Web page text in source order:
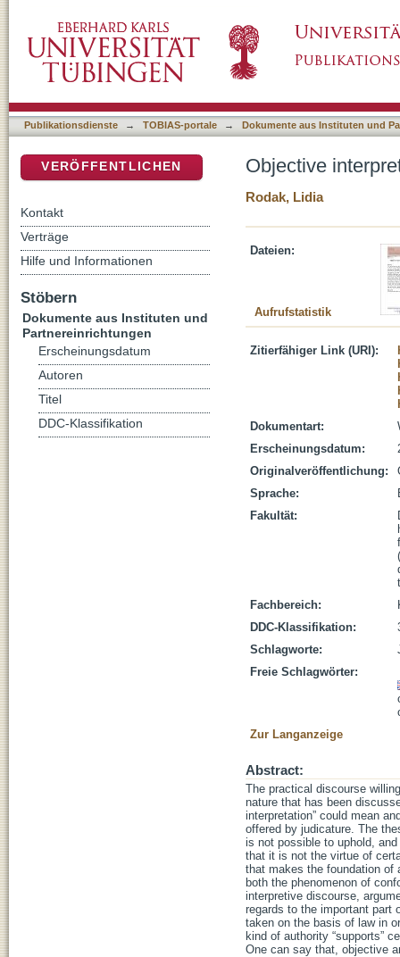
Publikationsdienste → TOBIAS-portale → Dokumente aus Instituten und
Objective
Rodak, Lidia
Dateien:
Aufrufstatistik
Zitierfähiger Link (URI):
Dokumentart:
Erscheinungsdatum:
Originalveröffentlichung:
Sprache:
Fakultät:
Fachbereich:
DDC-Klassifikation:
Schlagworte:
Freie Schlagwörter:
Zur Langanzeige
Abstract:
The practical discourse
nature that has been
interpretation” could mean
offered by judicature. The
is not possible to uphold,
that it is not the virtue of
that makes the foundation of
both the phenomenon of
interpretive discourse,
regards to the important part
taken on the basis of law in
kind of authority “supports”
One can say that, objective
VERÖFFENTLICHEN
Kontakt
Verträge
Hilfe und Informationen
Stöbern
Dokumente aus Instituten und
Partnereinrichtungen
Erscheinungsdatum
Autoren
Titel
DDC-Klassifikation